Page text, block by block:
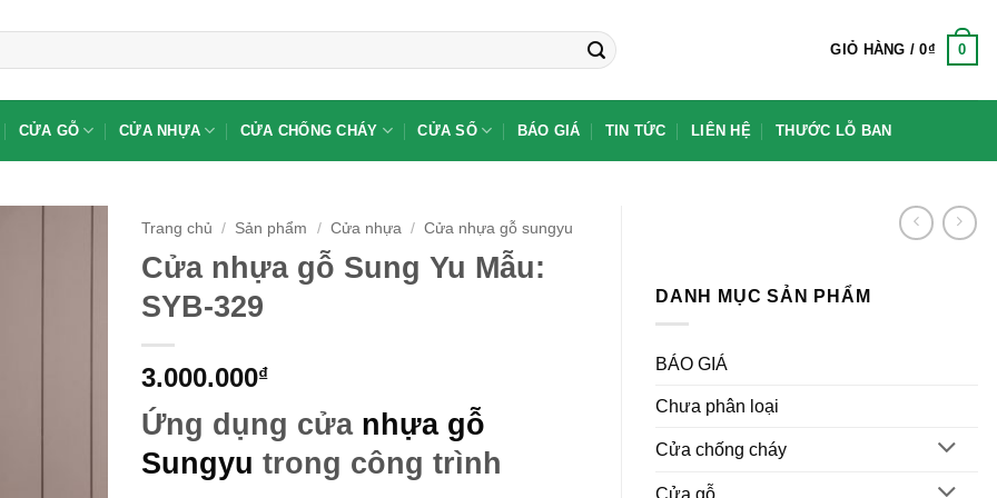
GIỎ HÀNG /0₫ 0
CỬA GỖ CỬA NHỰA CỬA CHỐNG CHÁY CỬA SỔ BÁO GIÁ TIN TỨC LIÊN HỆ THƯỚC LỖ BAN
Trang chủ / Sản phẩm / Cửa nhựa / Cửa nhựa gỗ sungyu
Cửa nhựa gỗ Sung Yu Mẫu:
SYB-329
3.000.000₫
Ứng dụng cửa nhựa gỗ
Sungyu trong công trình
DANH MỤC SẢN PHẨM
BÁO GIÁ
Chưa phân loại
Cửa chống cháy
Cửa gỗ